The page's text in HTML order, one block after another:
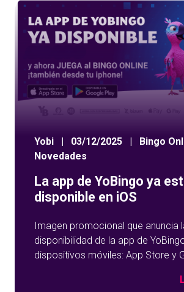
Yobi | 03/12/2025 | Bingo
Novedades
La app de YoBingo ya
disponible en iOS
Imagen promocional que anuncia
disponibilidad de la app de
dispositivos móviles: App Store y